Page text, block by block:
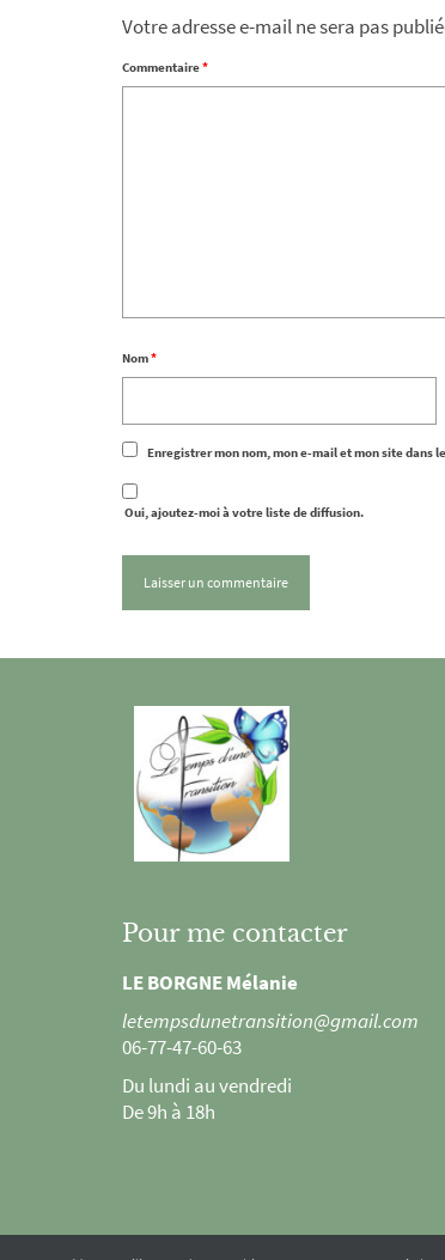
Votre adresse e-mail ne sera pas
Commentaire*
Nom*
Enregistrer mon nom, mon e-mail et mon site dans
Oui, ajoutez-moi à votre liste de diffusion.
Pour me contacter
LE BORGNE Mélanie
letempsdunetransition@gmail.com
06-77-47-60-63
Du lundi au vendredi
De 9h à 18h